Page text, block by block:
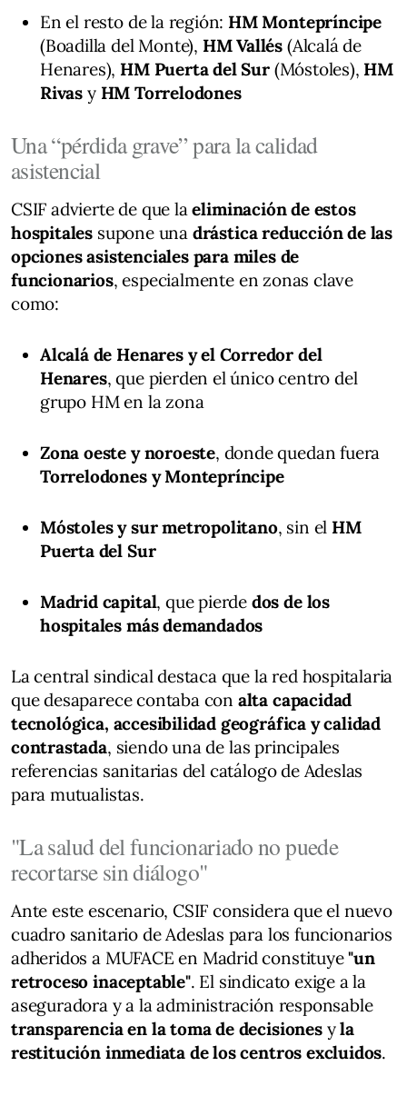
En el resto de la región: HM Montepríncipe
(Boadilla del Monte), HM Vallés (Alcalá de
Henares), HM Puerta del Sur(Móstoles), HM
Rivas y HM Torrelodones
Una “pérdida grave” para la calidad
asistencial
CSIF advierte de que laeliminación de estos
hospitales supone una drástica reducción de las
opciones asistenciales para miles de
funcionarios, especialmente en zonas clave
como:
Alcalá de Henares y el Corredor del
Henares, que pierden el único centro del
grupo HM en la zona
Zona oeste y noroeste, donde quedan fuera
Torrelodones y Montepríncipe
Móstoles y sur metropolitano, sin el HM
Puerta del Sur
Madrid capital, que pierde dos de los
hospitales más demandados
La central sindical destaca que la red hospitalaria
que desaparece contaba con alta capacidad
tecnológica, accesibilidad geográfica y calidad
contrastada, siendo una de las principales
referencias sanitarias del catálogo de Adeslas
para mutualistas.
"La salud del funcionariado no puede
recortarse sin diálogo"
Ante este escenario, CSIF considera que el nuevo
cuadro sanitario de Adeslas para los funcionarios
adheridos a MUFACE en Madrid constituye"un
retroceso inaceptable". El sindicato exige a la
aseguradora y a la administración responsable
transparencia en la toma de decisionesyla
restitución inmediata de los centros excluidos.